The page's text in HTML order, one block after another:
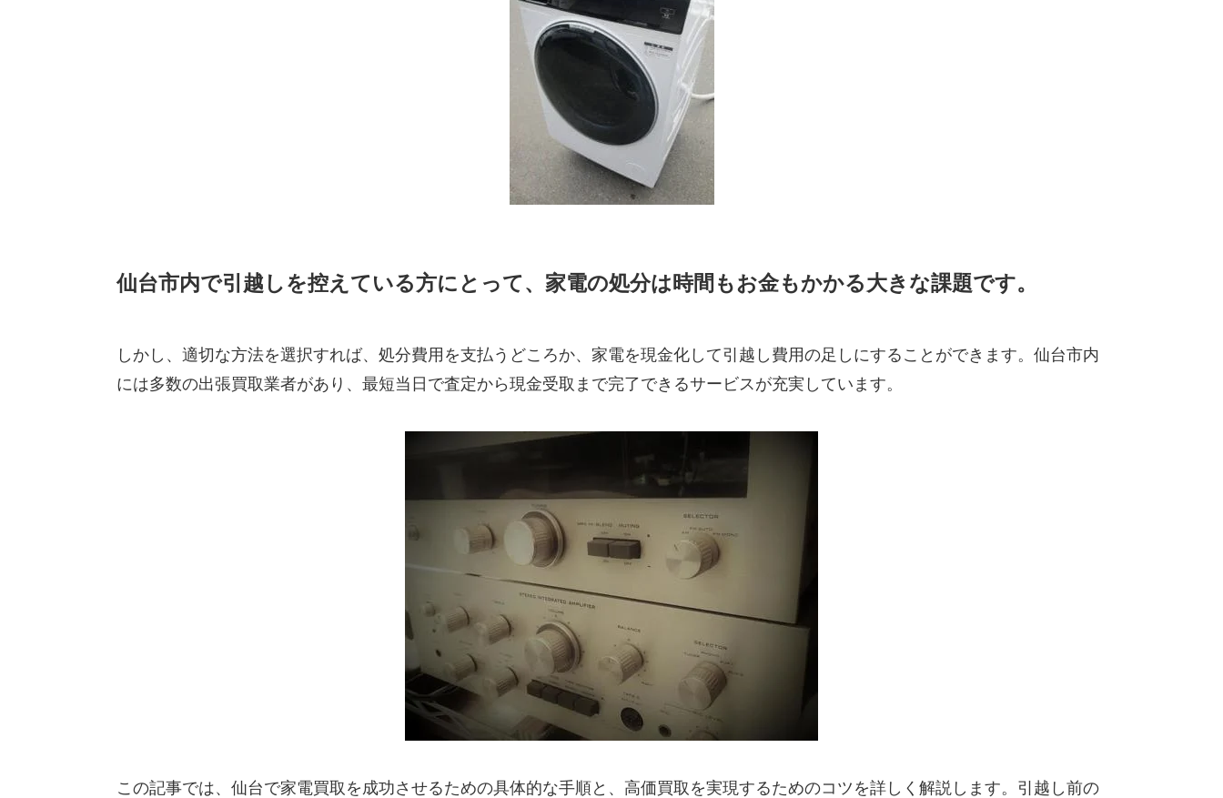
仙台市内で引越しを控えている方にとって、家電の処分は時間もお金もかかる大きな課題です。
しかし、適切な方法を選択すれば、処分費用を支払うどころか、家電を現金化して引越し費用の足しにすることができます。仙台市内
には多数の出張買取業者があり、最短当日で査定から現金受取まで完了できるサービスが充実しています。
この記事では、仙台で家電買取を成功させるための具体的な手順と、高価買取を実現するためのコツを詳しく解説します。引越し前の